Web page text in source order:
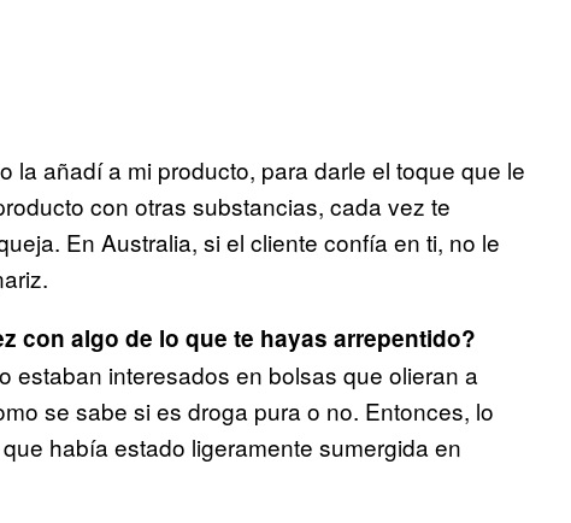
la añadí a mi producto, para darle el toque que le
con otras substancias, cada vez te
En Australia, si el cliente confía en ti, no le
con algo de lo que te hayas arrepentido?
estaban interesados en bolsas que olieran a
se sabe si es droga pura o no. Entonces, lo
había estado ligeramente sumergida en